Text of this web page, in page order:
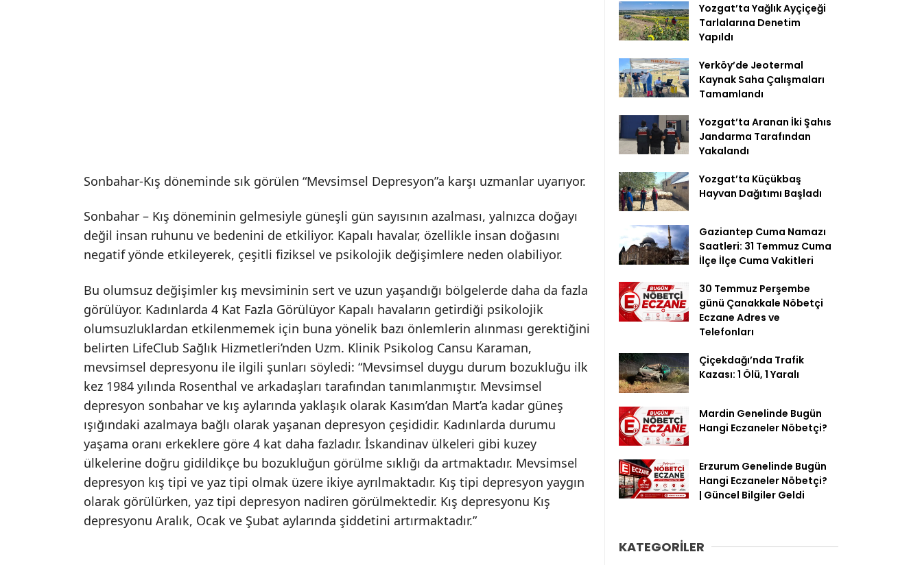
Sonbahar-Kış döneminde sık görülen “Mevsimsel Depresyon”a karşı uzmanlar uyarıyor.
Sonbahar – Kış döneminin gelmesiyle güneşli gün sayısının azalması, yalnızca doğayı
değil insan ruhunu ve bedenini de etkiliyor. Kapalı havalar, özellikle insan doğasını
negatif yönde etkileyerek, çeşitli fiziksel ve psikolojik değişimlere neden olabiliyor.
Bu olumsuz değişimler kış mevsiminin sert ve uzun yaşandığı bölgelerde daha da fazla
görülüyor. Kadınlarda 4 Kat Fazla Görülüyor Kapalı havaların getirdiği psikolojik
olumsuzluklardan etkilenmemek için buna yönelik bazı önlemlerin alınması gerektiğini
belirten LifeClub Sağlık Hizmetleri’nden Uzm. Klinik Psikolog Cansu Karaman,
mevsimsel depresyonu ile ilgili şunları söyledi: “Mevsimsel duygu durum bozukluğu ilk
kez 1984 yılında Rosenthal ve arkadaşları tarafından tanımlanmıştır. Mevsimsel
depresyon sonbahar ve kış aylarında yaklaşık olarak Kasım’dan Mart’a kadar güneş
ışığındaki azalmaya bağlı olarak yaşanan depresyon çeşididir. Kadınlarda durumu
yaşama oranı erkeklere göre 4 kat daha fazladır. İskandinav ülkeleri gibi kuzey
ülkelerine doğru gidildikçe bu bozukluğun görülme sıklığı da artmaktadır. Mevsimsel
depresyon kış tipi ve yaz tipi olmak üzere ikiye ayrılmaktadır. Kış tipi depresyon yaygın
olarak görülürken, yaz tipi depresyon nadiren görülmektedir. Kış depresyonu Kış
depresyonu Aralık, Ocak ve Şubat aylarında şiddetini artırmaktadır.”
Yozgat’ta Yağlık Ayçiçeği
Tarlalarına Denetim
Yapıldı
Yerköy’de Jeotermal
Kaynak Saha Çalışmaları
Tamamlandı
Yozgat’ta Aranan İki Şahıs
Jandarma Tarafından
Yakalandı
Yozgat’ta Küçükbaş
Hayvan Dağıtımı Başladı
Gaziantep Cuma Namazı
Saatleri: 31 Temmuz Cuma
İlçe İlçe Cuma Vakitleri
30 Temmuz Perşembe
günü Çanakkale Nöbetçi
Eczane Adres ve
Telefonları
Çiçekdağı’nda Trafik
Kazası: 1 Ölü, 1 Yaralı
Mardin Genelinde Bugün
Hangi Eczaneler Nöbetçi?
Erzurum Genelinde Bugün
Hangi Eczaneler Nöbetçi?
| Güncel Bilgiler Geldi
KATEGORİLER